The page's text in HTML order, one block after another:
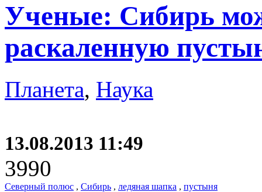
Ученые: Сибирь
раскаленную
Планета, Наука
13.08.2013 11:49
3990
Северный полюс , Сибирь , ледяная шапка , пустыня